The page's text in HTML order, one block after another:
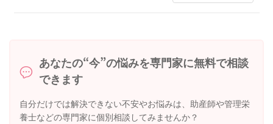
あなたの“今”の悩みを専門家に無料で相談
できます
自分だけでは解決できない不安やお悩みは、助産師や管理栄
養士などの専門家に個別相談してみませんか？